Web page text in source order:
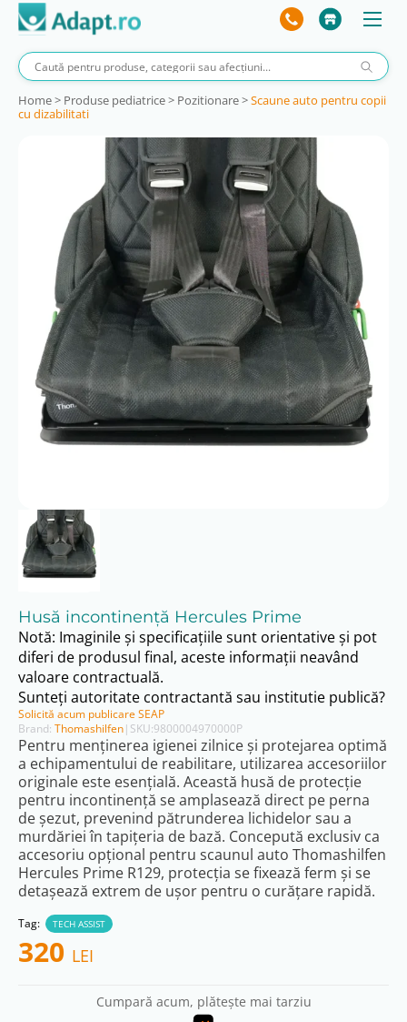
Home> Produse pediatrice> Pozitionare>Scaune auto pentru copii
cu dizabilitati
Brand: Thomashilfen| SKU:9800004970000P
Husă incontinență Hercules Prime
Pentru menținerea igienei zilnice și protejarea optimă
a echipamentului de reabilitare, utilizarea accesoriilor
originale este esențială. Această husă de protecție
pentru incontinență se amplasează direct pe perna
de șezut, prevenind pătrunderea lichidelor sau a
murdăriei în tapițeria de bază. Concepută exclusiv ca
accesoriu opțional pentru scaunul auto Thomashilfen
Hercules Prime R129, protecția se fixează ferm și se
detașează extrem de ușor pentru o curățare rapidă.
Tag: TECH ASSIST
320 LEI
Cumpară acum, plătește mai tarziu
Notă: Imaginile și specificațiile sunt orientative și pot
diferi de produsul final, aceste informații neavând
valoare contractuală.
Sunteți autoritate contractantă sau institutie publică?
Solicită acum publicare SEAP